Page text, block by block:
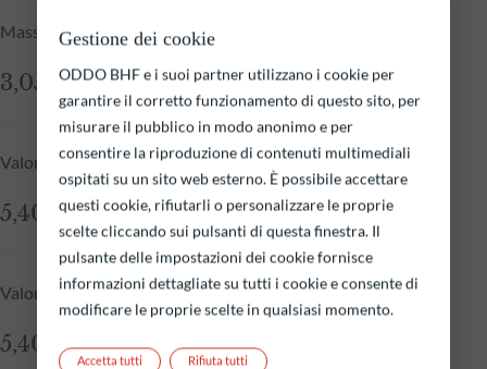
Masse in gestione del fondo al 06.08.2026
3,059.56 mln €
Valore patrimoniale netto al 06.08.2026
5,407.22 €
Valore patrimoniale netto giorno N1
5,406.55 €
Gestione dei cookie
ODDO BHF e i suoi partner utilizzano i cookie per
garantire il corretto funzionamento di questo sito, per
misurare il pubblico in modo anonimo e per
consentire la riproduzione di contenuti multimediali
ospitati su un sito web esterno. È possibile accettare
questi cookie, rifiutarli o personalizzare le proprie
scelte cliccando sui pulsanti di questa finestra. Il
pulsante delle impostazioni dei cookie fornisce
informazioni dettagliate su tutti i cookie e consente di
modificare le proprie scelte in qualsiasi momento.
Rifiuta tutti
Accetta tutti